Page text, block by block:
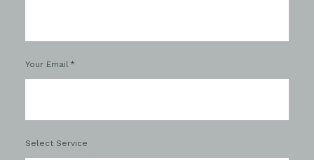
Your Email
Select Service